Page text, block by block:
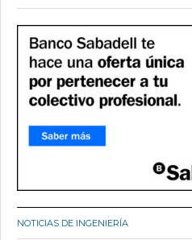
NOTICIAS DE INGENIERÍA